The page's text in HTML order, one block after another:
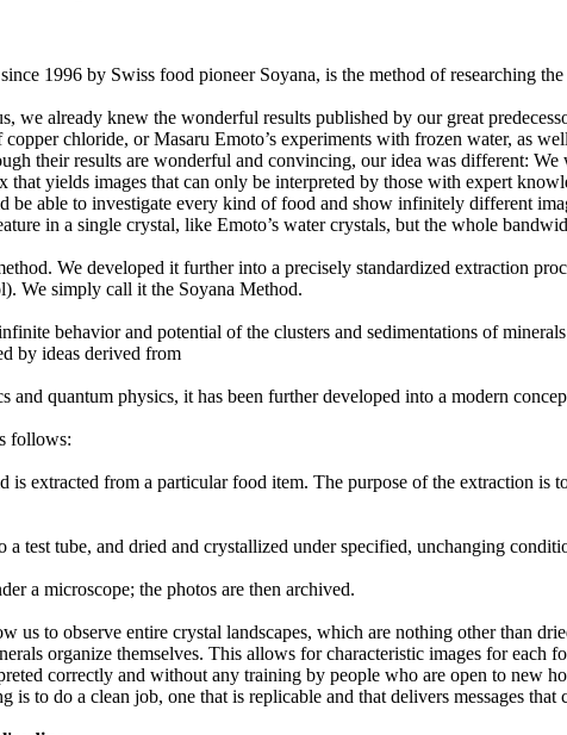
1996 by Swiss food pioneer Soyana, is the method of researching
we already knew the wonderful results published by our great
chloride, or Masaru Emoto’s experiments with frozen water, as
their results are wonderful and convincing, our idea was different:
yields images that can only be interpreted by those with expert
be able to investigate every kind of food and show infinitely different
in a single crystal, like Emoto’s water crystals, but the whole
We developed it further into a precisely standardized extraction
We simply call it the Soyana Method.
behavior and potential of the clusters and sedimentations of
by ideas derived from
quantum physics, it has been further developed into a modern
follows:
is extracted from a particular food item. The purpose of the extraction
test tube, and dried and crystallized under specified, unchanging
a microscope; the photos are then archived.
us to observe entire crystal landscapes, which are nothing other than
organize themselves. This allows for characteristic images for
correctly and without any training by people who are open to new
to do a clean job, one that is replicable and that delivers messages that